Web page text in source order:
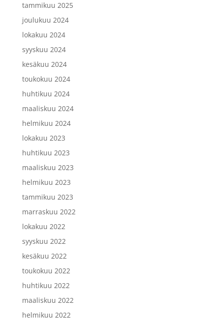
tammikuu 2025
joulukuu 2024
lokakuu 2024
syyskuu 2024
kesäkuu 2024
toukokuu 2024
huhtikuu 2024
maaliskuu 2024
helmikuu 2024
lokakuu 2023
huhtikuu 2023
maaliskuu 2023
helmikuu 2023
tammikuu 2023
marraskuu 2022
lokakuu 2022
syyskuu 2022
kesäkuu 2022
toukokuu 2022
huhtikuu 2022
maaliskuu 2022
helmikuu 2022